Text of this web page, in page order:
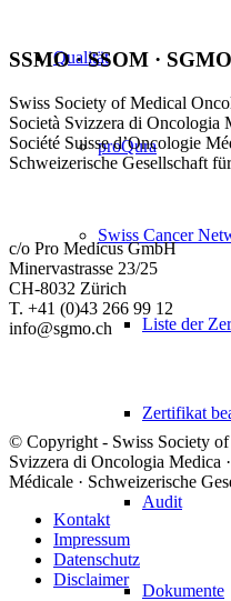
Qualität
proQura
Swiss Cancer
Liste der
Zertifikat
Audit
Dokumente
SSMO · SSOM · SGMO
Swiss Society of Medical
Società Svizzera di Oncologia
Société Suisse d’Oncologie
Schweizerische Gesellschaft
c/o Pro Medicus GmbH
Minervastrasse 23/25
CH-8032 Zürich
T. +41 (0)43 266 99 12
info@sgmo.ch
© Copyright - Swiss Society
Svizzera di Oncologia Medica
Médicale · Schweizerische
Kontakt
Impressum
Datenschutz
Disclaimer